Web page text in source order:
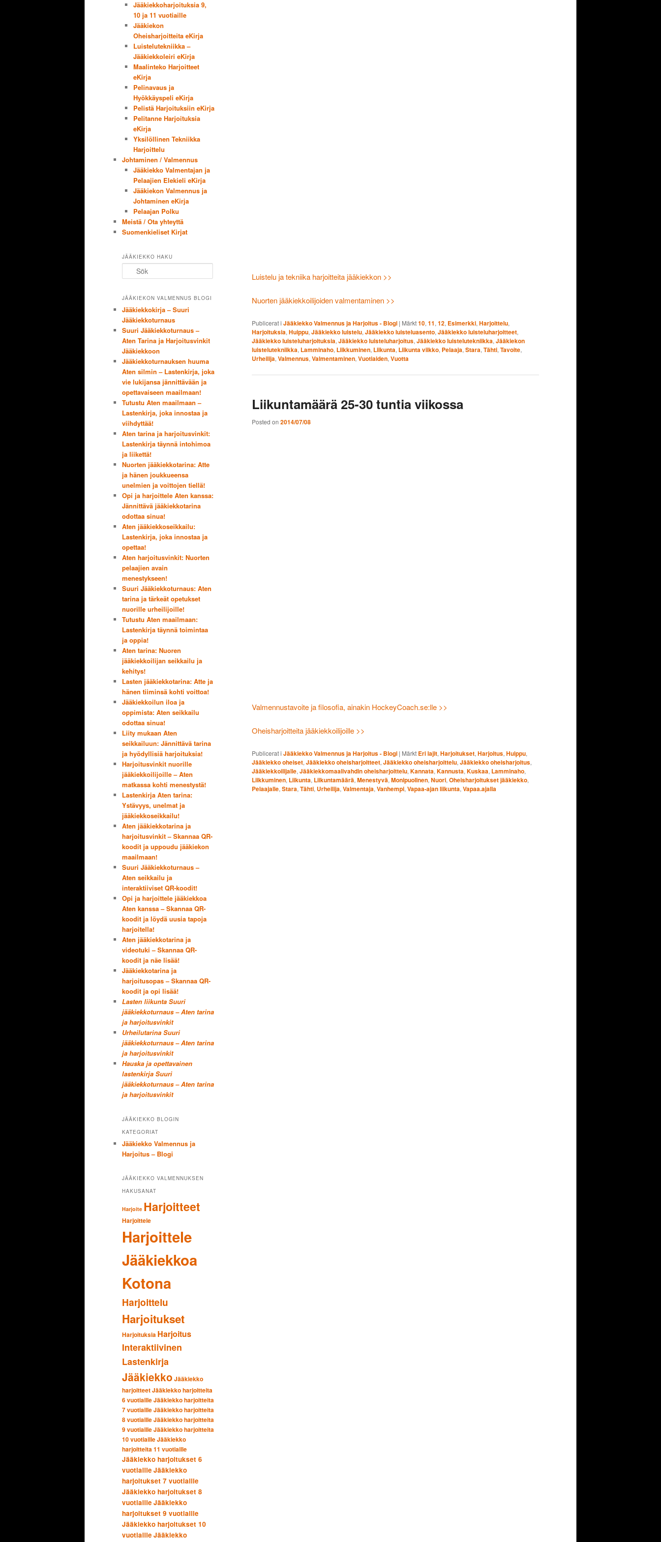
Luistelu ja tekniika harjoitteita jääkiekkon >>
Nuorten jääkiekkoilijoiden valmentaminen >>
Publicerat i Jääkiekko Valmennus ja Harjoitus - Blogi | Märkt10, 11, 12, Esimerkki, Harjoittelu,
Harjoituksia, Huippu, Jääkiekko luistelu, Jääkiekko luisteluasento, Jääkiekko luisteluharjoitteet,
Jääkiekko luisteluharjoituksia, Jääkiekko luisteluharjoitus, Jääkiekko luistelutekniikka, Jääkiekon
luistelutekniikka, Lamminaho, Liikkuminen, Liikunta, Liikunta viikko, Pelaaja, Stara, Tähti, Tavoite,
Urheilija, Valmennus, Valmentaminen, Vuotiaiden, Vuotta
Liikuntamäärä 25-30 tuntia viikossa
Posted on 2014/07/08
Valmennustavoite ja filosofia, ainakin HockeyCoach.se:lle >>
Oheisharjoitteita jääkiekkoilijoille >>
Publicerat i Jääkiekko Valmennus ja Harjoitus - Blogi | Märkt Eri lajit, Harjoitukset, Harjoitus, Huippu,
Jääkiekko oheiset, Jääkiekko oheisharjoitteet, Jääkiekko oheisharjoittelu, Jääkiekko oheisharjoitus,
Jääkiekkoilijalle, Jääkiekkomaalivahdin oheisharjoittelu, Kannata, Kannusta, Kuskaa, Lamminaho,
Liikkuminen, Liikunta, Liikuntamäärä, Menestyvä, Monipuolinen, Nuori, Oheisharjoitukset jääkiekko,
Pelaajalle, Stara, Tähti, Urheilija, Valmentaja, Vanhempi, Vapaa-ajan liikunta, Vapaa.ajalla
Jääkiekkoharjoituksia 9,
10 ja 11 vuotiaille
Jääkiekon
Oheisharjoitteita eKirja
Luistelutekniikka –
Jääkiekkoleiri eKirja
Maalinteko Harjoitteet
eKirja
Pelinavaus ja
Hyökkäyspeli eKirja
Pelistä Harjoituksiin eKirja
Pelitanne Harjoituksia
eKirja
Yksilöllinen Tekniikka
Harjoittelu
Johtaminen / Valmennus
Jääkiekko Valmentajan ja
Pelaajien Elekieli eKirja
Jääkiekon Valmennus ja
Johtaminen eKirja
Pelaajan Polku
Meistä / Ota yhteyttä
Suomenkieliset Kirjat
JÄÄKIEKKO HAKU
JÄÄKIEKON VALMENNUS BLOGI
Jääkiekkokirja – Suuri
Jääkiekkoturnaus
Suuri Jääkiekkoturnaus –
Aten Tarina ja Harjoitusvinkit
Jääkiekkoon
Jääkiekkoturnauksen huuma
Aten silmin – Lastenkirja, joka
vie lukijansa jännittävään ja
opettavaiseen maailmaan!
Tutustu Aten maailmaan –
Lastenkirja, joka innostaa ja
viihdyttää!
Aten tarina ja harjoitusvinkit:
Lastenkirja täynnä intohimoa
ja liikettä!
Nuorten jääkiekkotarina: Atte
ja hänen joukkueensa
unelmien ja voittojen tiellä!
Opi ja harjoittele Aten kanssa:
Jännittävä jääkiekkotarina
odottaa sinua!
Aten jääkiekkoseikkailu:
Lastenkirja, joka innostaa ja
opettaa!
Aten harjoitusvinkit: Nuorten
pelaajien avain
menestykseen!
Suuri Jääkiekkoturnaus: Aten
tarina ja tärkeät opetukset
nuorille urheilijoille!
Tutustu Aten maailmaan:
Lastenkirja täynnä toimintaa
ja oppia!
Aten tarina: Nuoren
jääkiekkoilijan seikkailu ja
kehitys!
Lasten jääkiekkotarina: Atte ja
hänen tiiminsä kohti voittoa!
Jääkiekkoilun iloa ja
oppimista: Aten seikkailu
odottaa sinua!
Liity mukaan Aten
seikkailuun: Jännittävä tarina
ja hyödyllisiä harjoituksia!
Harjoitusvinkit nuorille
jääkiekkoilijoille – Aten
matkassa kohti menestystä!
Lastenkirja Aten tarina:
Ystävyys, unelmat ja
jääkiekkoseikkailu!
Aten jääkiekkotarina ja
harjoitusvinkit – Skannaa QR-
koodit ja uppoudu jääkiekon
maailmaan!
Suuri Jääkiekkoturnaus –
Aten seikkailu ja
interaktiiviset QR-koodit!
Opi ja harjoittele jääkiekkoa
Aten kanssa – Skannaa QR-
koodit ja löydä uusia tapoja
harjoitella!
Aten jääkiekkotarina ja
videotuki – Skannaa QR-
koodit ja näe lisää!
Jääkiekkotarina ja
harjoitusopas – Skannaa QR-
koodit ja opi lisää!
Lasten liikunta Suuri
jääkiekkoturnaus – Aten tarina
ja harjoitusvinkit
Urheilutarina Suuri
jääkiekkoturnaus – Aten tarina
ja harjoitusvinkit
Hauska ja opettavainen
lastenkirja Suuri
jääkiekkoturnaus – Aten tarina
ja harjoitusvinkit
JÄÄKIEKKO BLOGIN
KATEGORIAT
Jääkiekko Valmennus ja
Harjoitus – Blogi
JÄÄKIEKKO VALMENNUKSEN
HAKUSANAT
Harjoite Harjoitteet
Harjoittele
Harjoittele
Jääkiekkoa
Kotona
Harjoittelu
Harjoitukset
Harjoituksia Harjoitus
Interaktiivinen
Lastenkirja
Jääkiekko Jääkiekko
harjoitteetJääkiekko harjoitteita
6 vuotiailleJääkiekko harjoitteita
7 vuotiailleJääkiekko harjoitteita
8 vuotiailleJääkiekko harjoitteita
9 vuotiailleJääkiekko harjoitteita
10 vuotiailleJääkiekko
harjoitteita 11 vuotiaille
Jääkiekko harjoitukset 6
vuotiaille Jääkiekko
harjoitukset 7 vuotiaille
Jääkiekko harjoitukset 8
vuotiaille Jääkiekko
harjoitukset 9 vuotiaille
Jääkiekko harjoitukset 10
vuotiaille Jääkiekko